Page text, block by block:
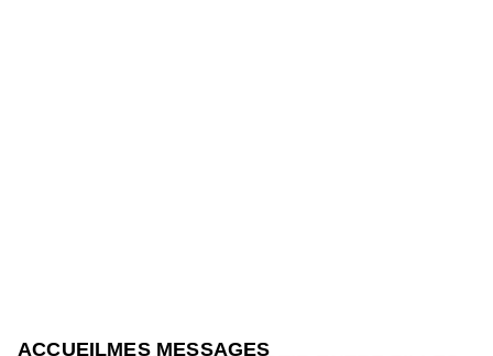
ACCUEILMES MESSAGES